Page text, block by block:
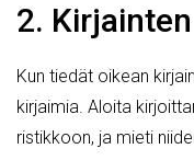
2.
Kun tiedät oikean
kirjaimia. Aloita
ristikkoon, ja mieti